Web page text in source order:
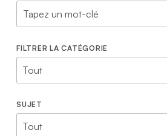
FILTRER LA CATÉGORIE
SUJET